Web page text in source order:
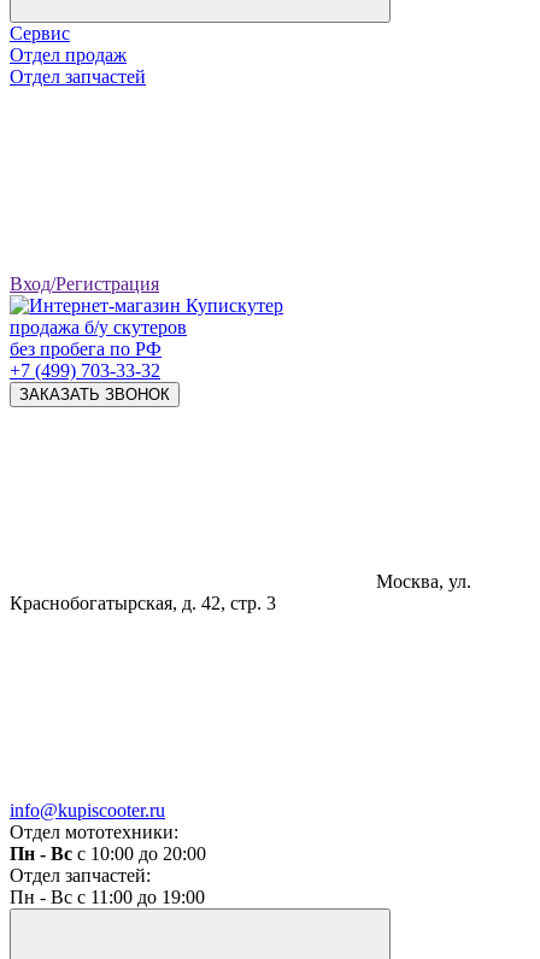
Сервис
Отдел продаж
Отдел запчастей
Вход/Регистрация
продажа б/у скутеров
без пробега по РФ
+7 (499) 703-33-32
ЗАКАЗАТЬ ЗВОНОК
Москва, ул.
Краснобогатырская, д. 42, стр. 3
info@kupiscooter.ru
Отдел мототехники:
Пн - Вс с 10:00 до 20:00
Отдел запчастей:
Пн - Вс с 11:00 до 19:00